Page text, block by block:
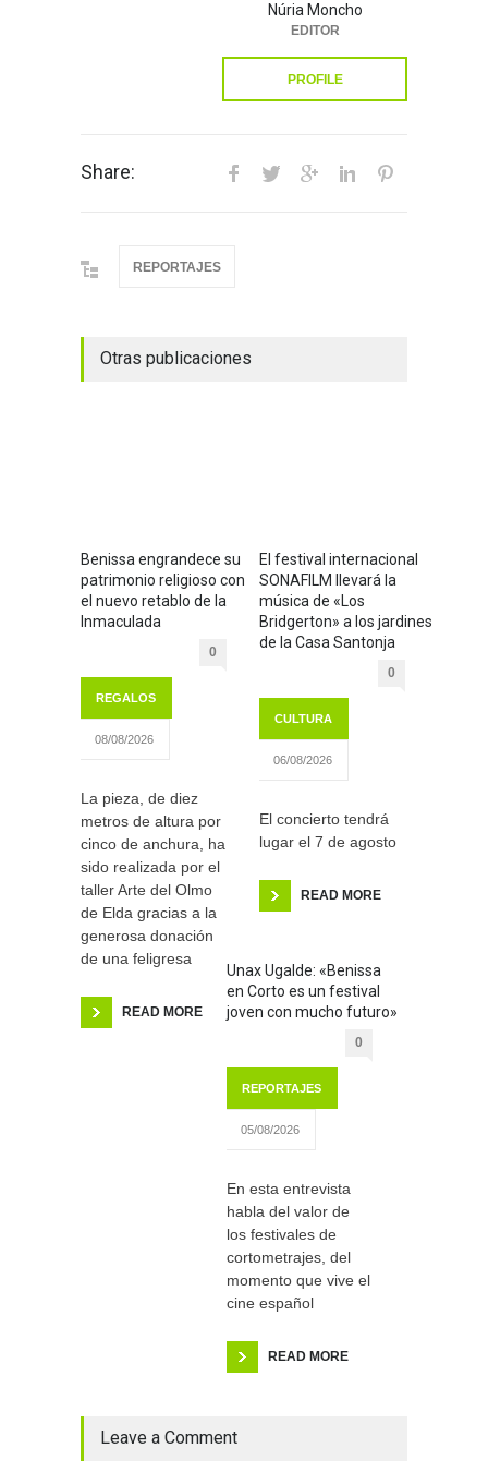
Núria Moncho
EDITOR
PROFILE
Share:
REPORTAJES
Otras publicaciones
Benissa engrandece su
patrimonio religioso con
el nuevo retablo de la
Inmaculada
0
REGALOS
08/08/2026
La pieza, de diez
metros de altura por
cinco de anchura, ha
sido realizada por el
taller Arte del Olmo
de Elda gracias a la
generosa donación
de una feligresa
READ MORE
El festival internacional
SONAFILM llevará la
música de «Los
Bridgerton» a los jardines
de la Casa Santonja
0
CULTURA
06/08/2026
El concierto tendrá
lugar el 7 de agosto
READ MORE
Unax Ugalde: «Benissa
en Corto es un festival
joven con mucho futuro»
0
REPORTAJES
05/08/2026
En esta entrevista
habla del valor de
los festivales de
cortometrajes, del
momento que vive el
cine español
READ MORE
Leave a Comment